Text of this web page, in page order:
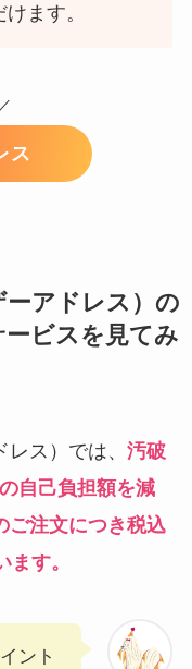
ます。
ス
アドレス）の
ビスを見てみ
ス）では、 汚破
自己負担額を減
ご注文につき税込
す。
ント